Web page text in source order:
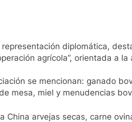
diplomática,
agrícola”, orientada a la
se mencionan: ganado
mesa, miel y menudencias
China arvejas secas, carne